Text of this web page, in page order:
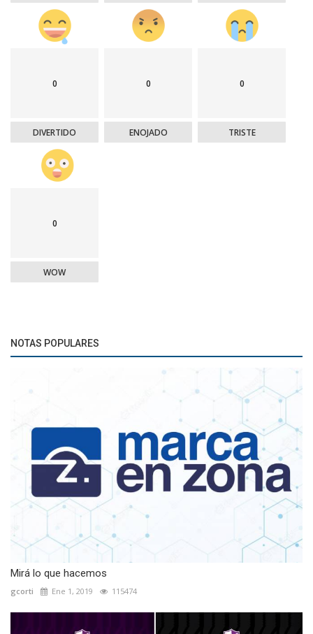
0
DIVERTIDO
0
ENOJADO
0
TRISTE
0
WOW
NOTAS POPULARES
Mirá lo que hacemos
gcorti Ene 1, 2019 115474